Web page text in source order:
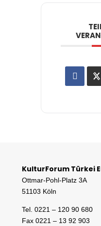
KulturForum Türkei
Ottmar-Pohl-Platz 3A
51103 Köln
Tel. 0221 – 120 90 680
Fax 0221 – 13 92 903